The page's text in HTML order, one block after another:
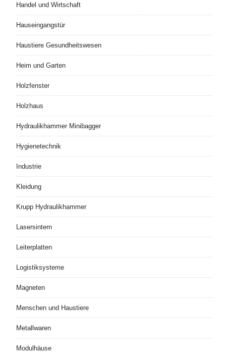
Handel und Wirtschaft
Hauseingangstür
Haustiere Gesundheitswesen
Heim und Garten
Holzfenster
Holzhaus
Hydraulikhammer Minibagger
Hygienetechnik
Industrie
Kleidung
Krupp Hydraulikhammer
Lasersintern
Leiterplatten
Logistiksysteme
Magneten
Menschen und Haustiere
Metallwaren
Modulhäuse